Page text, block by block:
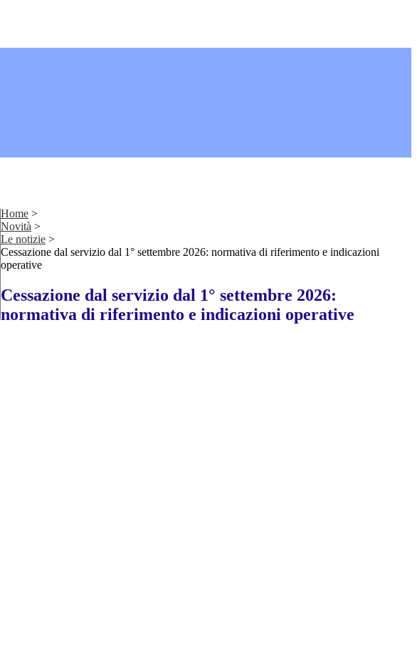
Home >
Novità >
Le notizie >
Cessazione dal servizio dal 1° settembre 2026: normativa di riferimento e indicazioni
operative
Cessazione dal servizio dal 1° settembre 2026:
normativa di riferimento e indicazioni operative